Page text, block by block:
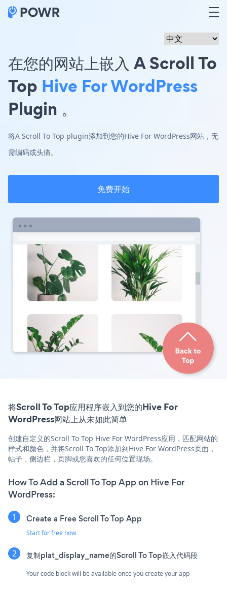
在您的网站上嵌入 A Scroll To
Top Hive For WordPress
Plugin 。
将A Scroll To Top plugin添加到您的Hive For WordPress网站，无
需编码或头痛。
免费开始
将Scroll To Top应用程序嵌入到您的Hive For
WordPress网站上从未如此简单
创建自定义的Scroll To Top Hive For WordPress应用，匹配网站的
样式和颜色，并将Scroll To Top添加到Hive For WordPress页面，
帖子，侧边栏，页脚或您喜欢的任何位置现场。
How To Add a Scroll To Top App on Hive For
WordPress:
Create a Free Scroll To Top App
Start for free now
复制plat_display_name的Scroll To Top嵌入代码段
Your code block will be available once you create your app